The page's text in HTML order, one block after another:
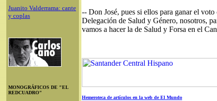
Juanito Valderrama: cante
y coplas
MONOGRÁFICOS DE "EL
REDCUADRO"
-- Don José, pues si ellos para ganar el
Delegación de Salud y Género, nosotros,
vamos a hacer la de Salud y Forsa en el
Hemeroteca de artículos en la web de El Mundo